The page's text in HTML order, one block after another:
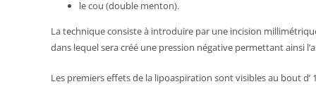
le cou (double menton).
La technique consiste à introduire par une incision
dans lequel sera créé une pression négative permettant ainsi
Les premiers effets de la lipoaspiration sont visibles au bout